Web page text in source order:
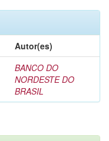
Autor(es)
BANCO DO
NORDESTE DO
BRASIL